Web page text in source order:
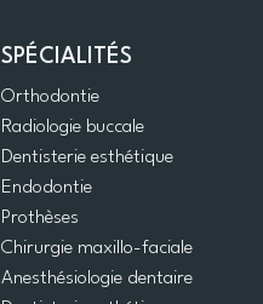
SPÉCIALITÉS
Orthodontie
Radiologie buccale
Dentisterie esthétique
Endodontie
Prothèses
Chirurgie maxillo-faciale
Anesthésiologie dentaire